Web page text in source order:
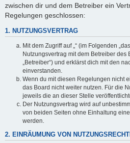
zwischen dir und dem Betreiber ein
Regelungen geschlossen:
1. NUTZUNGSVERTRAG
Mit dem Zugriff auf „“ (im Folgenden
Nutzungsvertrag mit dem Betreiber des
„Betreiber“) und erklärst dich mit den
einverstanden.
Wenn du mit diesen Regelungen nicht
das Board nicht weiter nutzen. Für die
jeweils die an dieser Stelle
Der Nutzungsvertrag wird auf
von beiden Seiten ohne Einhaltung
werden.
2. EINRÄUMUNG VON